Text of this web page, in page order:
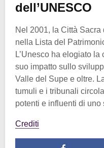
dell’UNESCO
Nel 2001, la Città
nella Lista del
L’Unesco ha elogiato
suo impatto sullo
Valle del Supe e oltre.
tumuli e i tribunali
potenti e influenti di uno
Crediti